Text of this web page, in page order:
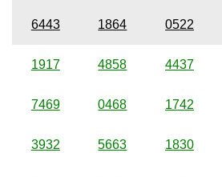
6443 1864 0522
1917 4858 4437
7469 0468 1742
3932 5663 1830